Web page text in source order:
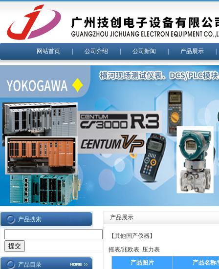
网站首页 公司介绍 公司新闻 产品展示
产品搜索
产品目录
产品展示
【其他国产仪器】
摇表/兆欧表 压力表
产品图片
产品名称/